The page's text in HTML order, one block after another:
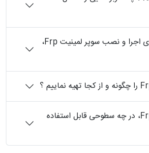
بهترین رزین برای اجرا و نصب سوپر لمینیت ‏Frp،
سوپر لمینیت ‏Frp، در چه سطوحی قابل استفاده